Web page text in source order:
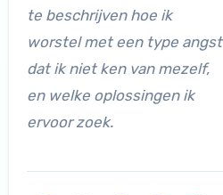
te beschrijven hoe ik
worstel met een type angst
dat ik niet ken van mezelf,
en welke oplossingen ik
ervoor zoek.